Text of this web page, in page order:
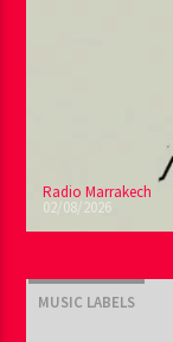
Radio Marrakech
02/08/2026
MUSIC LABELS